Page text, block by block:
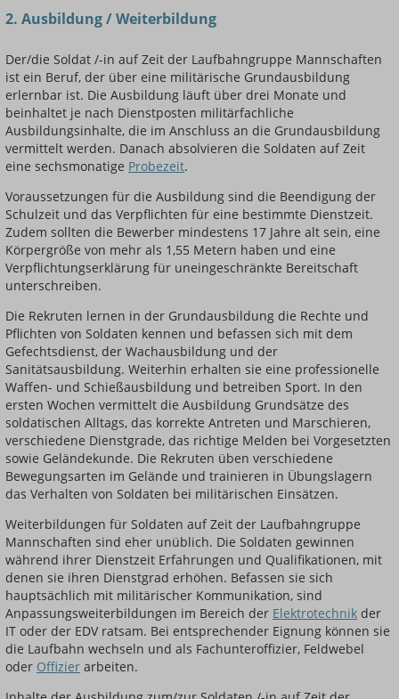
2. Ausbildung / Weiterbildung
Der/die Soldat /-in auf Zeit der Laufbahngruppe Mannschaften
ist ein Beruf, der über eine militärische Grundausbildung
erlernbar ist. Die Ausbildung läuft über drei Monate und
beinhaltet je nach Dienstposten militärfachliche
Ausbildungsinhalte, die im Anschluss an die Grundausbildung
vermittelt werden. Danach absolvieren die Soldaten auf Zeit
eine sechsmonatige Probezeit.
Voraussetzungen für die Ausbildung sind die Beendigung der
Schulzeit und das Verpflichten für eine bestimmte Dienstzeit.
Zudem sollten die Bewerber mindestens 17 Jahre alt sein, eine
Körpergröße von mehr als 1,55 Metern haben und eine
Verpflichtungserklärung für uneingeschränkte Bereitschaft
unterschreiben.
Die Rekruten lernen in der Grundausbildung die Rechte und
Pflichten von Soldaten kennen und befassen sich mit dem
Gefechtsdienst, der Wachausbildung und der
Sanitätsausbildung. Weiterhin erhalten sie eine professionelle
Waffen- und Schießausbildung und betreiben Sport. In den
ersten Wochen vermittelt die Ausbildung Grundsätze des
soldatischen Alltags, das korrekte Antreten und Marschieren,
verschiedene Dienstgrade, das richtige Melden bei Vorgesetzten
sowie Geländekunde. Die Rekruten üben verschiedene
Bewegungsarten im Gelände und trainieren in Übungslagern
das Verhalten von Soldaten bei militärischen Einsätzen.
Weiterbildungen für Soldaten auf Zeit der Laufbahngruppe
Mannschaften sind eher unüblich. Die Soldaten gewinnen
während ihrer Dienstzeit Erfahrungen und Qualifikationen, mit
denen sie ihren Dienstgrad erhöhen. Befassen sie sich
hauptsächlich mit militärischer Kommunikation, sind
Anpassungsweiterbildungen im Bereich der Elektrotechnik der
IT oder der EDV ratsam. Bei entsprechender Eignung können sie
die Laufbahn wechseln und als Fachunteroffizier, Feldwebel
oder Offizier arbeiten.